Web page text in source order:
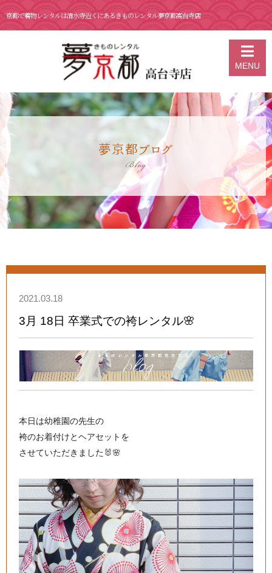
京都で着物レンタルは清水寺近くにあるきものレンタル夢京都高台寺店
MENU
京都の着物レンタル 夢京都 高台寺店
3月 18日 卒業式での
夢京都ブログ
Blog
2021.03.18
3月 18日 卒業式での袴レンタル🌸
本日は幼稚園の先生の
袴のお着付けとヘアセットを
させていただきました🐰🌸